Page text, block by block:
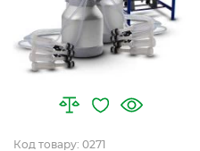
Код товару: 0271